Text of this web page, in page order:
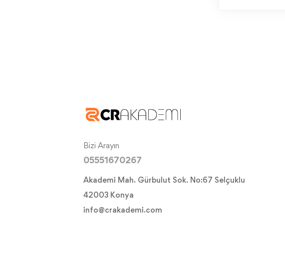
Bizi Arayın
05551670267
Akademi Mah. Gürbulut Sok. No:67 Selçuklu
42003 Konya
info@crakademi.com